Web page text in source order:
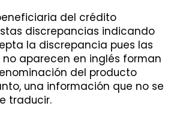
del crédito
discrepancias indicando
la discrepancia pues las
aparecen en inglés forman
del producto
una información que no se
traducir.